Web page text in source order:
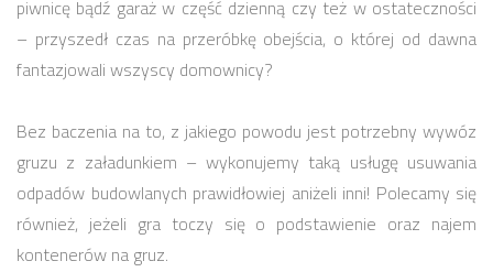
piwnicę bądź garaż w część dzienną czy też w ostateczności
– przyszedł czas na przeróbkę obejścia, o której od dawna
fantazjowali wszyscy domownicy?
Bez baczenia na to, z jakiego powodu jest potrzebny wywóz
gruzu z załadunkiem – wykonujemy taką usługę usuwania
odpadów budowlanych prawidłowiej aniżeli inni! Polecamy się
również, jeżeli gra toczy się o podstawienie oraz najem
kontenerów na gruz.